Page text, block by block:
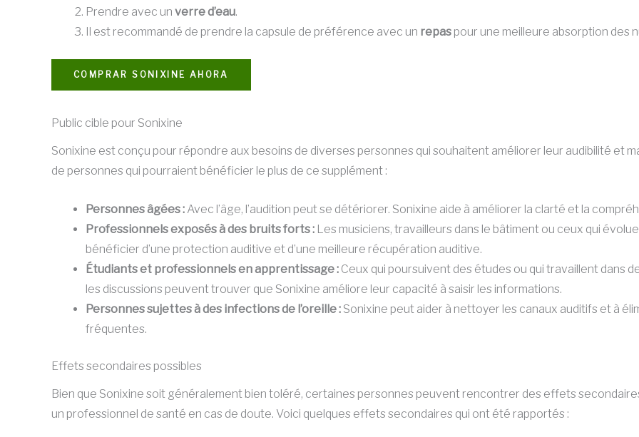
Prendre avec un verre d’eau.
Il est recommandé de prendre la capsule de préférence avec un repas pour une meilleure absorption des
COMPRAR SONIXINE AHORA
Public cible pour Sonixine
Sonixine est conçu pour répondre aux besoins de diverses personnes qui souhaitent améliorer leur audibilité et
de personnes qui pourraient bénéficier le plus de ce supplément :
Personnes âgées : Avec l’âge, l’audition peut se détériorer. Sonixine aide à améliorer la clarté et la
Professionnels exposés à des bruits forts : Les musiciens, travailleurs dans le bâtiment ou ceux qui
bénéficier d’une protection auditive et d’une meilleure récupération auditive.
Étudiants et professionnels en apprentissage : Ceux qui poursuivent des études ou qui travaillent dans
les discussions peuvent trouver que Sonixine améliore leur capacité à saisir les informations.
Personnes sujettes à des infections de l’oreille : Sonixine peut aider à nettoyer les canaux auditifs et à
fréquentes.
Effets secondaires possibles
Bien que Sonixine soit généralement bien toléré, certaines personnes peuvent rencontrer des effets
un professionnel de santé en cas de doute. Voici quelques effets secondaires qui ont été rapportés :